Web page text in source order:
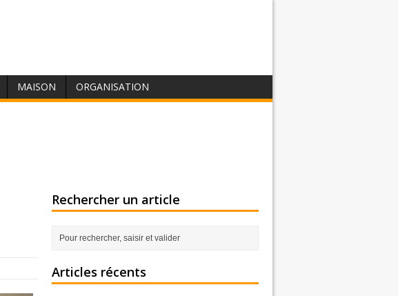
MAISON ORGANISATION
Rechercher un article
Articles récents